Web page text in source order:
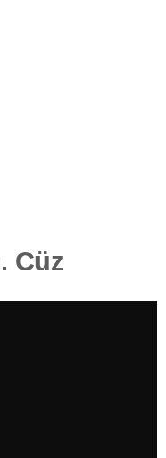
Cüz